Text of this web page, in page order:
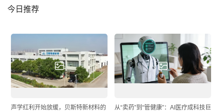
今日推荐
声学红利开始放缓，贝斯特新材料的
从“卖药”到“管健康”：AI医疗成科技巨